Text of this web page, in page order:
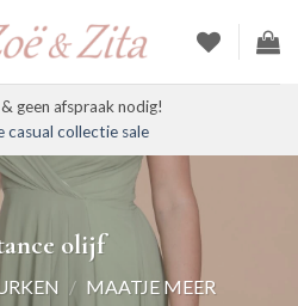
geen afspraak nodig!
casual collectie sale
olijf
/ MAATJE MEER